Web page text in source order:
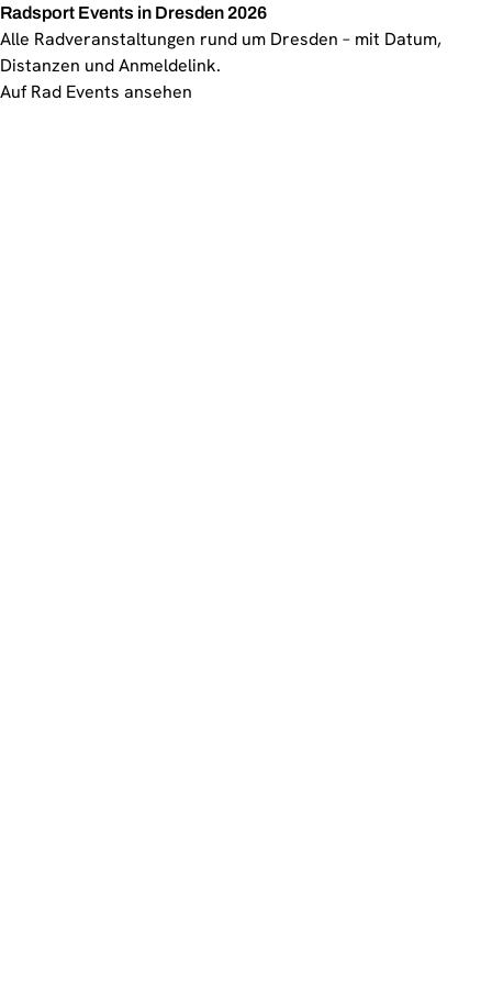
Radsport Events in Dresden 2026
Alle Radveranstaltungen rund um Dresden – mit Datum,
Distanzen und Anmeldelink.
Auf Rad Events ansehen